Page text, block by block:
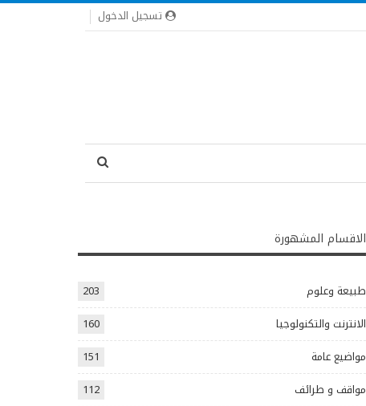
تسجيل الدخول
الاقسام المشهورة
طبيعة وعلوم
203
الانترنت والتكنولوجيا
160
مواضيع عامة
151
مواقف و طرائف
112